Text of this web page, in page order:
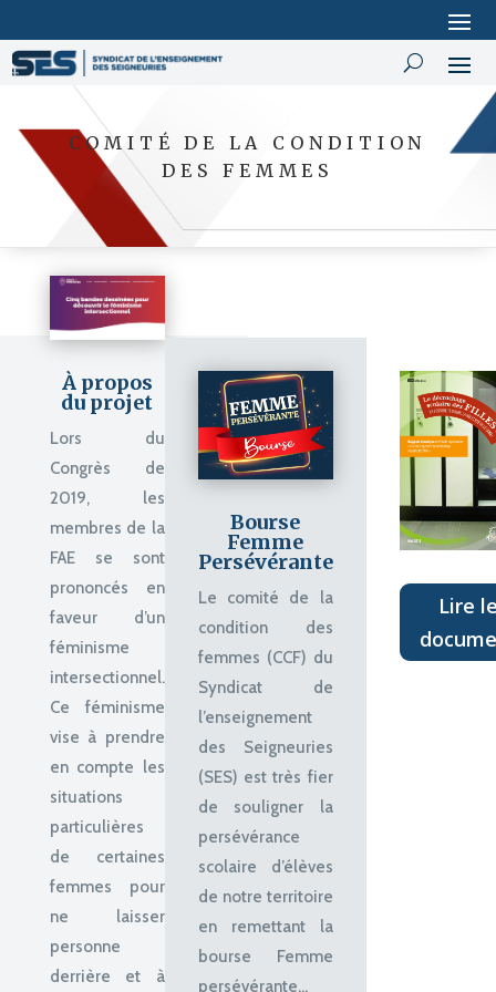
COMITÉ DE LA CONDITION
DES FEMMES
À propos
du projet
Lors du
Congrès de
2019, les
membres de la
FAE se sont
prononcés en
faveur d’un
féminisme
intersectionnel.
Ce féminisme
vise à prendre
en compte les
situations
particulières
de certaines
femmes pour
ne laisser
personne
derrière et à
Bourse
Femme
Persévérante
Le comité de la
condition des
femmes (CCF) du
Syndicat de
l’enseignement
des Seigneuries
(SES) est très fier
de souligner la
persévérance
scolaire d’élèves
de notre territoire
en remettant la
bourse Femme
persévérante...
Lire